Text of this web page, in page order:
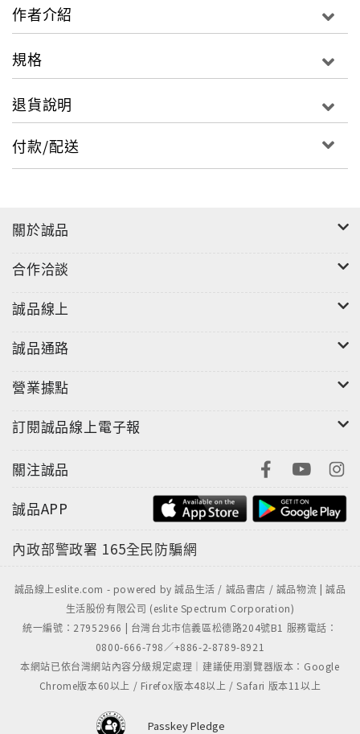
作者介紹
規格
退貨說明
付款/配送
關於誠品
合作洽談
誠品線上
誠品通路
營業據點
訂閱誠品線上電子報
關注誠品
誠品APP
內政部警政署 165全民防騙網
誠品線上eslite.com - powered by 誠品生活 / 誠品書店 / 誠品物流 | 誠品
生活股份有限公司 (eslite Spectrum Corporation)
統一編號：27952966 | 台灣台北市信義區松德路204號B1 服務電話：
0800-666-798／+886-2-8789-8921
本網站已依台灣網站內容分級規定處理｜建議使用瀏覽器版本：Google
Chrome版本60以上 / Firefox版本48以上 / Safari 版本11以上
Passkey Pledge